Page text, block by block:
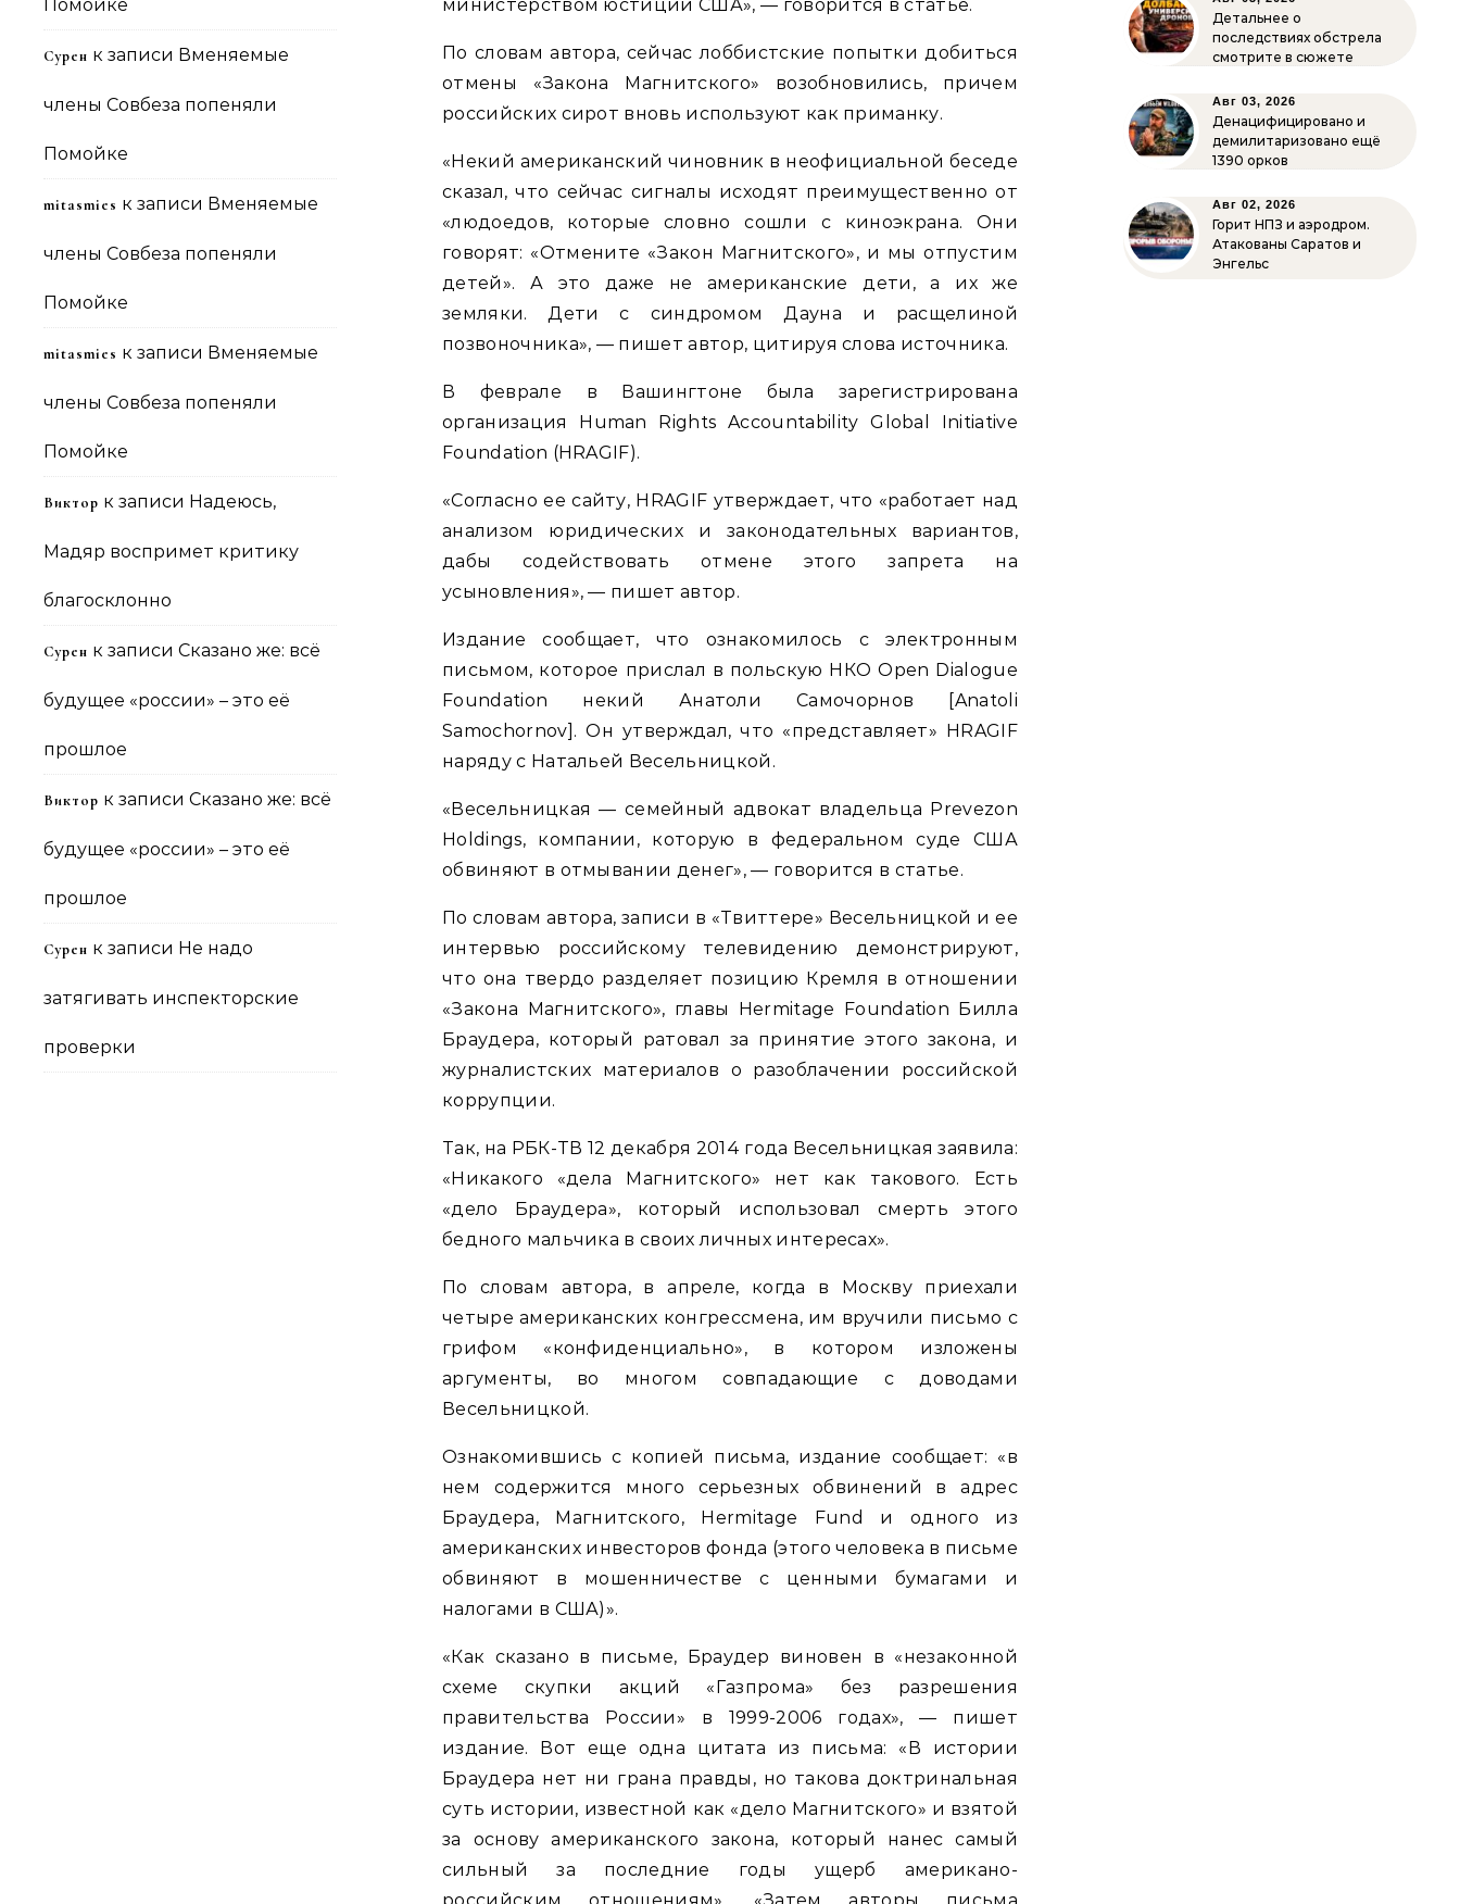
Помойке
Сурен к записи Вменяемые
члены Совбеза попеняли
Помойке
mitasmies к записи Вменяемые
члены Совбеза попеняли
Помойке
mitasmies к записи Вменяемые
члены Совбеза попеняли
Помойке
Виктор к записи Надеюсь,
Мадяр воспримет критику
благосклонно
Сурен к записи Сказано же: всё
будущее «россии» – это её
прошлое
Виктор к записи Сказано же: всё
будущее «россии» – это её
прошлое
Сурен к записи Не надо
затягивать инспекторские
проверки
министерством юстиции США», — говорится в статье.
По словам автора, сейчас лоббистские попытки добиться
отмены «Закона Магнитского» возобновились, причем
российских сирот вновь используют как приманку.
«Некий американский чиновник в неофициальной беседе
сказал, что сейчас сигналы исходят преимущественно от
«людоедов, которые словно сошли с киноэкрана. Они
говорят: «Отмените «Закон Магнитского», и мы отпустим
детей». А это даже не американские дети, а их же
земляки. Дети с синдромом Дауна и расщелиной
позвоночника», — пишет автор, цитируя слова источника.
В феврале в Вашингтоне была зарегистрирована
организация Human Rights Accountability Global Initiative
Foundation (HRAGIF).
«Согласно ее сайту, HRAGIF утверждает, что «работает над
анализом юридических и законодательных вариантов,
дабы содействовать отмене этого запрета на
усыновления», — пишет автор.
Издание сообщает, что ознакомилось с электронным
письмом, которое прислал в польскую НКО Open Dialogue
Foundation некий Анатоли Самочорнов [Anatoli
Samochornov]. Он утверждал, что «представляет» HRAGIF
наряду с Натальей Весельницкой.
«Весельницкая — семейный адвокат владельца Prevezon
Holdings, компании, которую в федеральном суде США
обвиняют в отмывании денег», — говорится в статье.
По словам автора, записи в «Твиттере» Весельницкой и ее
интервью российскому телевидению демонстрируют,
что она твердо разделяет позицию Кремля в отношении
«Закона Магнитского», главы Hermitage Foundation Билла
Браудера, который ратовал за принятие этого закона, и
журналистских материалов о разоблачении российской
коррупции.
Так, на РБК-ТВ 12 декабря 2014 года Весельницкая заявила:
«Никакого «дела Магнитского» нет как такового. Есть
«дело Браудера», который использовал смерть этого
бедного мальчика в своих личных интересах».
По словам автора, в апреле, когда в Москву приехали
четыре американских конгрессмена, им вручили письмо с
грифом «конфиденциально», в котором изложены
аргументы, во многом совпадающие с доводами
Весельницкой.
Ознакомившись с копией письма, издание сообщает: «в
нем содержится много серьезных обвинений в адрес
Браудера, Магнитского, Hermitage Fund и одного из
американских инвесторов фонда (этого человека в письме
обвиняют в мошенничестве с ценными бумагами и
налогами в США)».
«Как сказано в письме, Браудер виновен в «незаконной
схеме скупки акций «Газпрома» без разрешения
правительства России» в 1999-2006 годах», — пишет
издание. Вот еще одна цитата из письма: «В истории
Браудера нет ни грана правды, но такова доктринальная
суть истории, известной как «дело Магнитского» и взятой
за основу американского закона, который нанес самый
сильный за последние годы ущерб американо-
Детальнее о
последствиях обстрела
смотрите в сюжете
Авг 03, 2026
Денацифицировано и
демилитаризовано ещё
1390 орков
Авг 02, 2026
Горит НПЗ и аэродром.
Атакованы Саратов и
Энгельс